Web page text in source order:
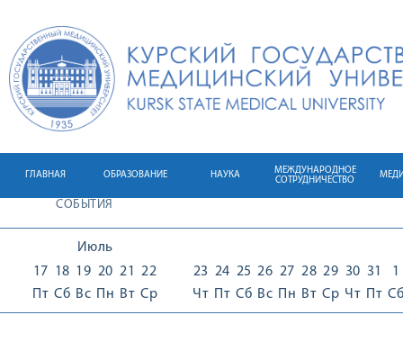
ГЛАВНАЯ ОБРАЗОВАНИЕ НАУКА
МЕЖДУНАРОДНОЕ
СОТРУДНИЧЕСТВО
СОБЫТИЯ
Июль
17
Пт
18
Сб
19
Вс
20
Пн
21
Вт
22
Ср
23
Чт
24
Пт
25
Сб
26
Вс
27
Пн
28
Вт
29
Ср
30
Чт
31
Пт
1
Сб